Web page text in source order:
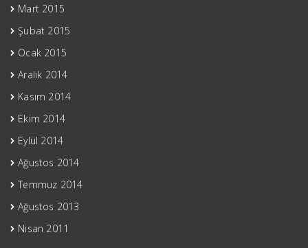
Mart 2015
Şubat 2015
Ocak 2015
Aralık 2014
Kasım 2014
Ekim 2014
Eylül 2014
Ağustos 2014
Temmuz 2014
Ağustos 2013
Nisan 2011